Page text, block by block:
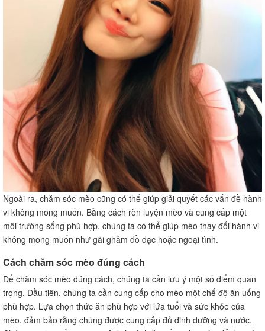
Ngoài ra, chăm sóc mèo cũng có thể giúp giải quyết các vấn đề hành
vi không mong muốn. Bằng cách rèn luyện mèo và cung cấp một
môi trường sống phù hợp, chúng ta có thể giúp mèo thay đổi hành vi
không mong muốn như gãi ghẫm đồ đạc hoặc ngoại tình.
Cách chăm sóc mèo đúng cách
Để chăm sóc mèo đúng cách, chúng ta cần lưu ý một số điểm quan
trọng. Đầu tiên, chúng ta cần cung cấp cho mèo một chế độ ăn uống
phù hợp. Lựa chọn thức ăn phù hợp với lứa tuổi và sức khỏe của
mèo, đảm bảo rằng chúng được cung cấp đủ dinh dưỡng và nước.